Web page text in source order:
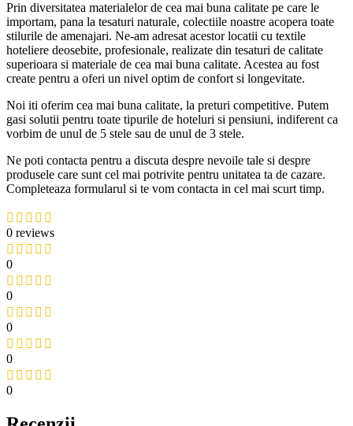
Prin diversitatea materialelor de cea mai buna calitate pe care le
importam, pana la tesaturi naturale, colectiile noastre acopera toate
stilurile de amenajari. Ne-am adresat acestor locatii cu textile
hoteliere deosebite, profesionale, realizate din tesaturi de calitate
superioara si materiale de cea mai buna calitate. Acestea au fost
create pentru a oferi un nivel optim de confort si longevitate.
Noi iti oferim cea mai buna calitate, la preturi competitive. Putem
gasi solutii pentru toate tipurile de hoteluri si pensiuni, indiferent ca
vorbim de unul de 5 stele sau de unul de 3 stele.
Ne poti contacta pentru a discuta despre nevoile tale si despre
produsele care sunt cel mai potrivite pentru unitatea ta de cazare.
Completeaza formularul si te vom contacta in cel mai scurt timp.
0 reviews
0
0
0
0
0